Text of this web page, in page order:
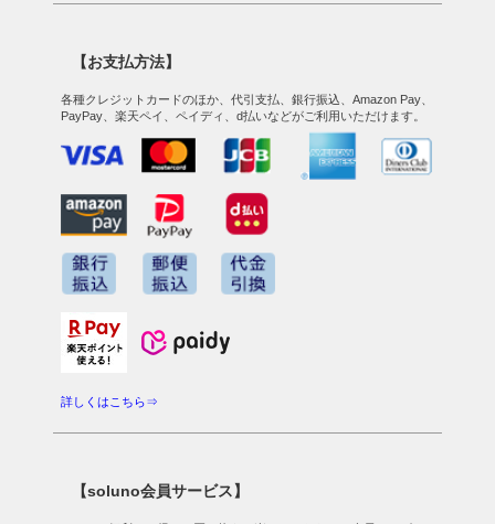
【お支払方法】
各種クレジットカードのほか、代引支払、銀行振込、Amazon Pay、
PayPay、楽天ペイ、ペイディ、d払いなどがご利用いただけます。
詳しくはこちら⇒
【soluno会員サービス】